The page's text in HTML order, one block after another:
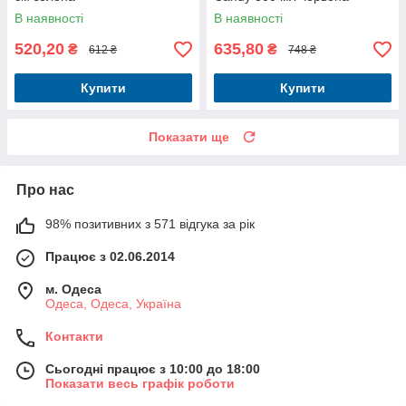
В наявності
520,20 ₴ 612 ₴
Купити
В наявності
635,80 ₴ 748 ₴
Купити
Показати ще
Про нас
98% позитивних з 571 відгука за рік
Працює з 02.06.2014
м. Одеса
Одеса, Одеса, Україна
Контакти
Сьогодні працює з 10:00 до 18:00
Показати весь графік роботи